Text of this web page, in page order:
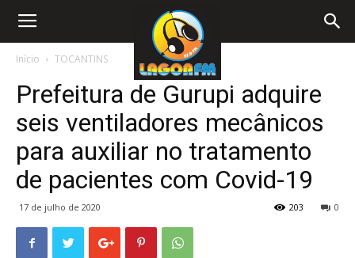
Início TOCANTINS
Prefeitura de Gurupi adquire
seis ventiladores mecânicos
para auxiliar no tratamento
de pacientes com Covid-19
17 de julho de 2020 0
203